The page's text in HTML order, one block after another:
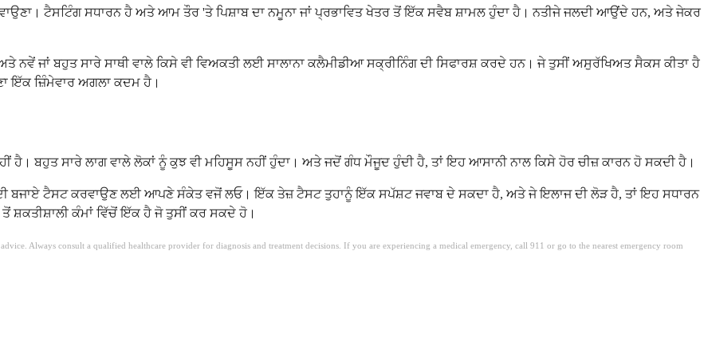
ਟੈਸਟਿੰਗ ਸਧਾਰਨ ਹੈ ਅਤੇ ਆਮ ਤੌਰ 'ਤੇ ਪਿਸ਼ਾਬ ਦਾ ਨਮੂਨਾ ਜਾਂ ਪ੍ਰਭਾਵਿਤ ਖੇਤਰ ਤੋਂ ਇੱਕ ਸਵੈਬ ਸ਼ਾਮਲ ਹੁੰਦਾ ਹੈ। ਨਤੀਜੇ ਜਲਦੀ ਆਉਂਦੇ ਹਨ, ਅਤੇ ਜੇਕਰ
ਜਾਂ ਬਹੁਤ ਸਾਰੇ ਸਾਥੀ ਵਾਲੇ ਕਿਸੇ ਵੀ ਵਿਅਕਤੀ ਲਈ ਸਾਲਾਨਾ ਕਲੈਮੀਡੀਆ ਸਕ੍ਰੀਨਿੰਗ ਦੀ ਸਿਫਾਰਸ਼ ਕਰਦੇ ਹਨ। ਜੇ ਤੁਸੀਂ ਅਸੁਰੱਖਿਅਤ ਸੈਕਸ ਕੀਤਾ ਹੈ
ਇੱਕ ਜ਼ਿੰਮੇਵਾਰ ਅਗਲਾ ਕਦਮ ਹੈ।
ਹੈ। ਬਹੁਤ ਸਾਰੇ ਲਾਗ ਵਾਲੇ ਲੋਕਾਂ ਨੂੰ ਕੁਝ ਵੀ ਮਹਿਸੂਸ ਨਹੀਂ ਹੁੰਦਾ। ਅਤੇ ਜਦੋਂ ਗੰਧ ਮੌਜੂਦ ਹੁੰਦੀ ਹੈ, ਤਾਂ ਇਹ ਆਸਾਨੀ ਨਾਲ ਕਿਸੇ ਹੋਰ ਚੀਜ਼ ਕਾਰਨ ਹੋ ਸਕਦੀ ਹੈ।
ਬਜਾਏ ਟੈਸਟ ਕਰਵਾਉਣ ਲਈ ਆਪਣੇ ਸੰਕੇਤ ਵਜੋਂ ਲਓ। ਇੱਕ ਤੇਜ਼ ਟੈਸਟ ਤੁਹਾਨੂੰ ਇੱਕ ਸਪੱਸ਼ਟ ਜਵਾਬ ਦੇ ਸਕਦਾ ਹੈ, ਅਤੇ ਜੇ ਇਲਾਜ ਦੀ ਲੋੜ ਹੈ, ਤਾਂ ਇਹ ਸਧਾਰਨ
ਸ਼ਕਤੀਸ਼ਾਲੀ ਕੰਮਾਂ ਵਿੱਚੋਂ ਇੱਕ ਹੈ ਜੋ ਤੁਸੀਂ ਕਰ ਸਕਦੇ ਹੋ।
Always consult a qualified healthcare provider for diagnosis and treatment decisions. If you are experiencing a medical emergency, call 911 or go to the nearest emergency room